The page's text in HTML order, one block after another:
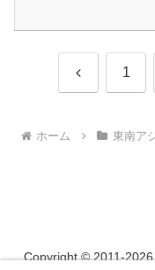
前 1
ホーム 東南ア
Copyright © 2011-